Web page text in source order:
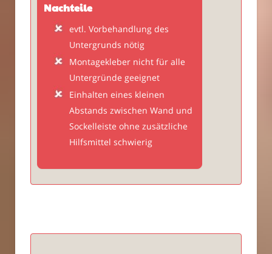
Nachteile
evtl. Vorbehandlung des
Untergrunds nötig
Montagekleber nicht für alle
Untergründe geeignet
Einhalten eines kleinen
Abstands zwischen Wand und
Sockelleiste ohne zusätzliche
Hilfsmittel schwierig